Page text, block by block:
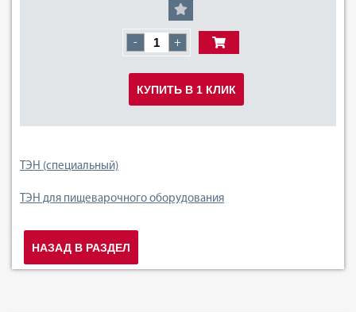
- +
КУПИТЬ В 1 КЛИК
ТЭН (специальный)
ТЭН для пищеварочного оборудования
НАЗАД В РАЗДЕЛ